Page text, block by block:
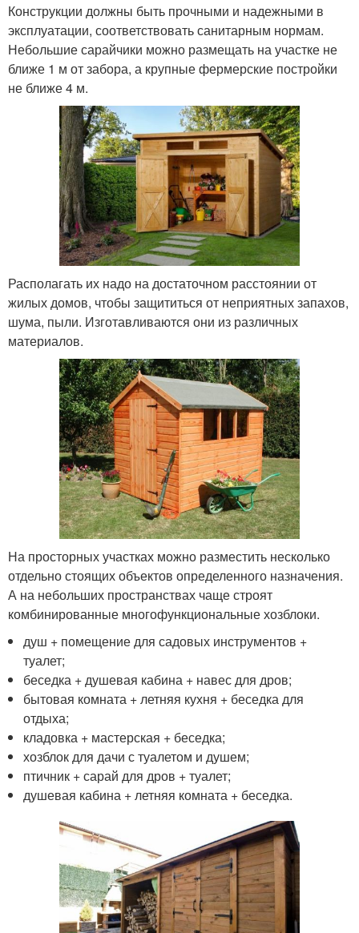
Конструкции должны быть прочными и надежными в
эксплуатации, соответствовать санитарным нормам.
Небольшие сарайчики можно размещать на участке не
ближе 1 м от забора, а крупные фермерские постройки
не ближе 4 м.
Располагать их надо на достаточном расстоянии от
жилых домов, чтобы защититься от неприятных запахов,
шума, пыли. Изготавливаются они из различных
материалов.
На просторных участках можно разместить несколько
отдельно стоящих объектов определенного назначения.
А на небольших пространствах чаще строят
комбинированные многофункциональные хозблоки.
душ + помещение для садовых инструментов +
туалет;
беседка + душевая кабина + навес для дров;
бытовая комната + летняя кухня + беседка для
отдыха;
кладовка + мастерская + беседка;
хозблок для дачи с туалетом и душем;
птичник + сарай для дров + туалет;
душевая кабина + летняя комната + беседка.